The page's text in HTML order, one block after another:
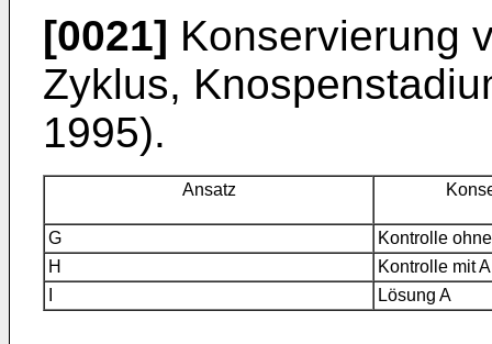
[0021] Konservierung
Zyklus,
1995).
Ansatz
G
Kontrolle
H
Kontrolle mit
Lösung A